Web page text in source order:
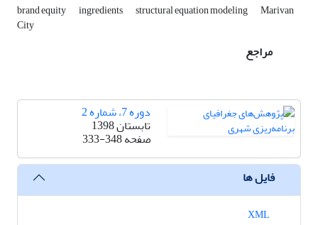
brand equity ingredients structural equation modeling Marivan
City
مراجع
دوره 7، شماره 2
تابستان 1398
صفحه333-348
فایل ها